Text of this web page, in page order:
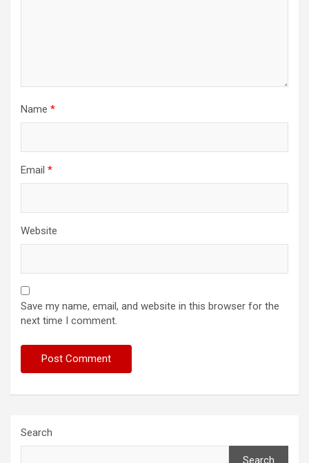
Name *
Email *
Website
Save my name, email, and website in this browser for the
next time I comment.
Search
Search